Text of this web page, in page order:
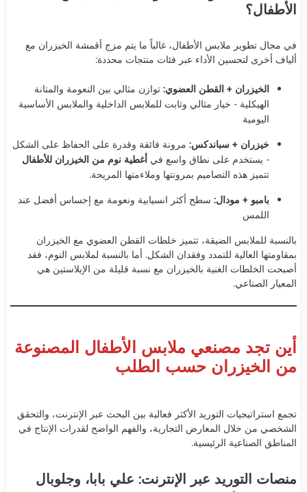
الأطفال؟
في مجال تطوير ملابس الأطفال، غالباً ما يتم مزج أقمشة الخيزران مع
ألياف أخرى لتحسين الأداء عبر فئات منتجات محددة:
الخيزران + القطن العضوي: توازن مثالي بين النعومة والمتانة
الهيكلية - خيار مثالي وثابت للملابس الداخلية والملابس الأساسية
اليومية
خيزران + سباندكس: مرونة فائقة وقدرة على الحفاظ على الشكل
- يستخدم على نطاق واسع في أغطية نوم من الخيزران للأطفال
تتميز هذه التصاميم بمرونتها وملاءمتها المريحة.
بامبو + مودال: سطح أكثر انسيابية ونعومة مع إحساس أفضل عند
اللمس
بالنسبة للملابس الضيقة، تتميز خلطات القطن العضوي مع الخيزران
بمقاومتها العالية للتمدد وفقدان الشكل. أما بالنسبة لملابس النوم، فقد
أصبحت الخلطات الغنية بالخيزران مع نسبة قليلة من الإيلاستين هي
المعيار الصناعي.
أين تجد مصنعي ملابس الأطفال المصنوعة
من الخيزران حسب الطلب
تجمع استراتيجيات التوريد الأكثر فعالية بين البحث عبر الإنترنت، والتحقق
الشخصي من خلال المعارض التجارية، والفهم الواضح لقدرات الإنتاج في
المناطق الصناعية الرئيسية.
منصات التوريد عبر الإنترنت: علي بابا، وجلوبال